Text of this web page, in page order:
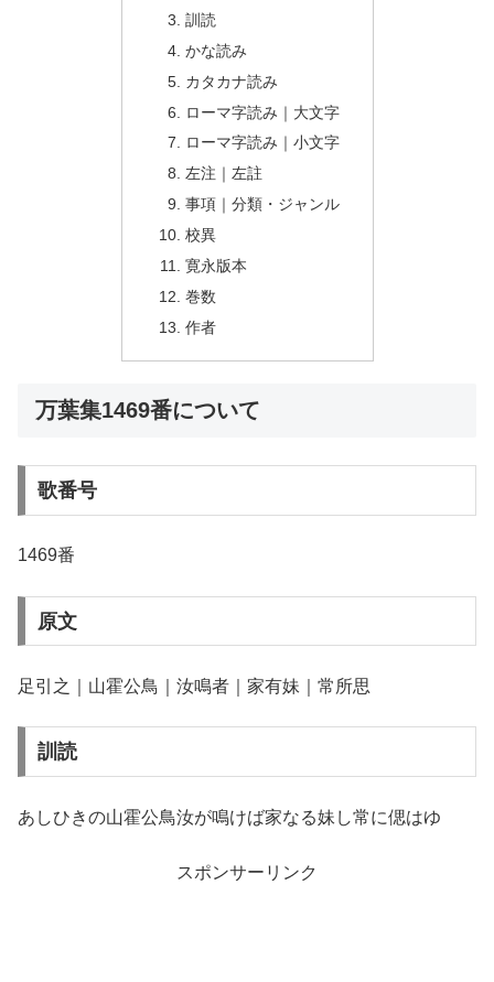
訓読
かな読み
カタカナ読み
ローマ字読み｜大文字
ローマ字読み｜小文字
左注｜左註
事項｜分類・ジャンル
校異
寛永版本
巻数
作者
万葉集1469番について
歌番号
1469番
原文
足引之｜山霍公鳥｜汝鳴者｜家有妹｜常所思
訓読
あしひきの山霍公鳥汝が鳴けば家なる妹し常に偲はゆ
スポンサーリンク